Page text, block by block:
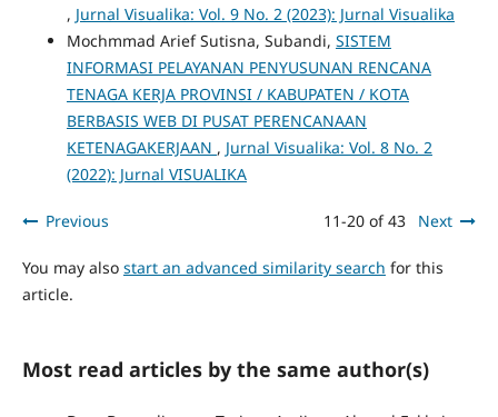
, Jurnal Visualika: Vol. 9 No. 2 (2023): Jurnal Visualika
Mochmmad Arief Sutisna, Subandi, SISTEM
INFORMASI PELAYANAN PENYUSUNAN RENCANA
TENAGA KERJA PROVINSI / KABUPATEN / KOTA
BERBASIS WEB DI PUSAT PERENCANAAN
KETENAGAKERJAAN , Jurnal Visualika: Vol. 8 No. 2
(2022): Jurnal VISUALIKA
Previous 11-20 of 43 Next
You may also start an advanced similarity search for this
article.
Most read articles by the same author(s)